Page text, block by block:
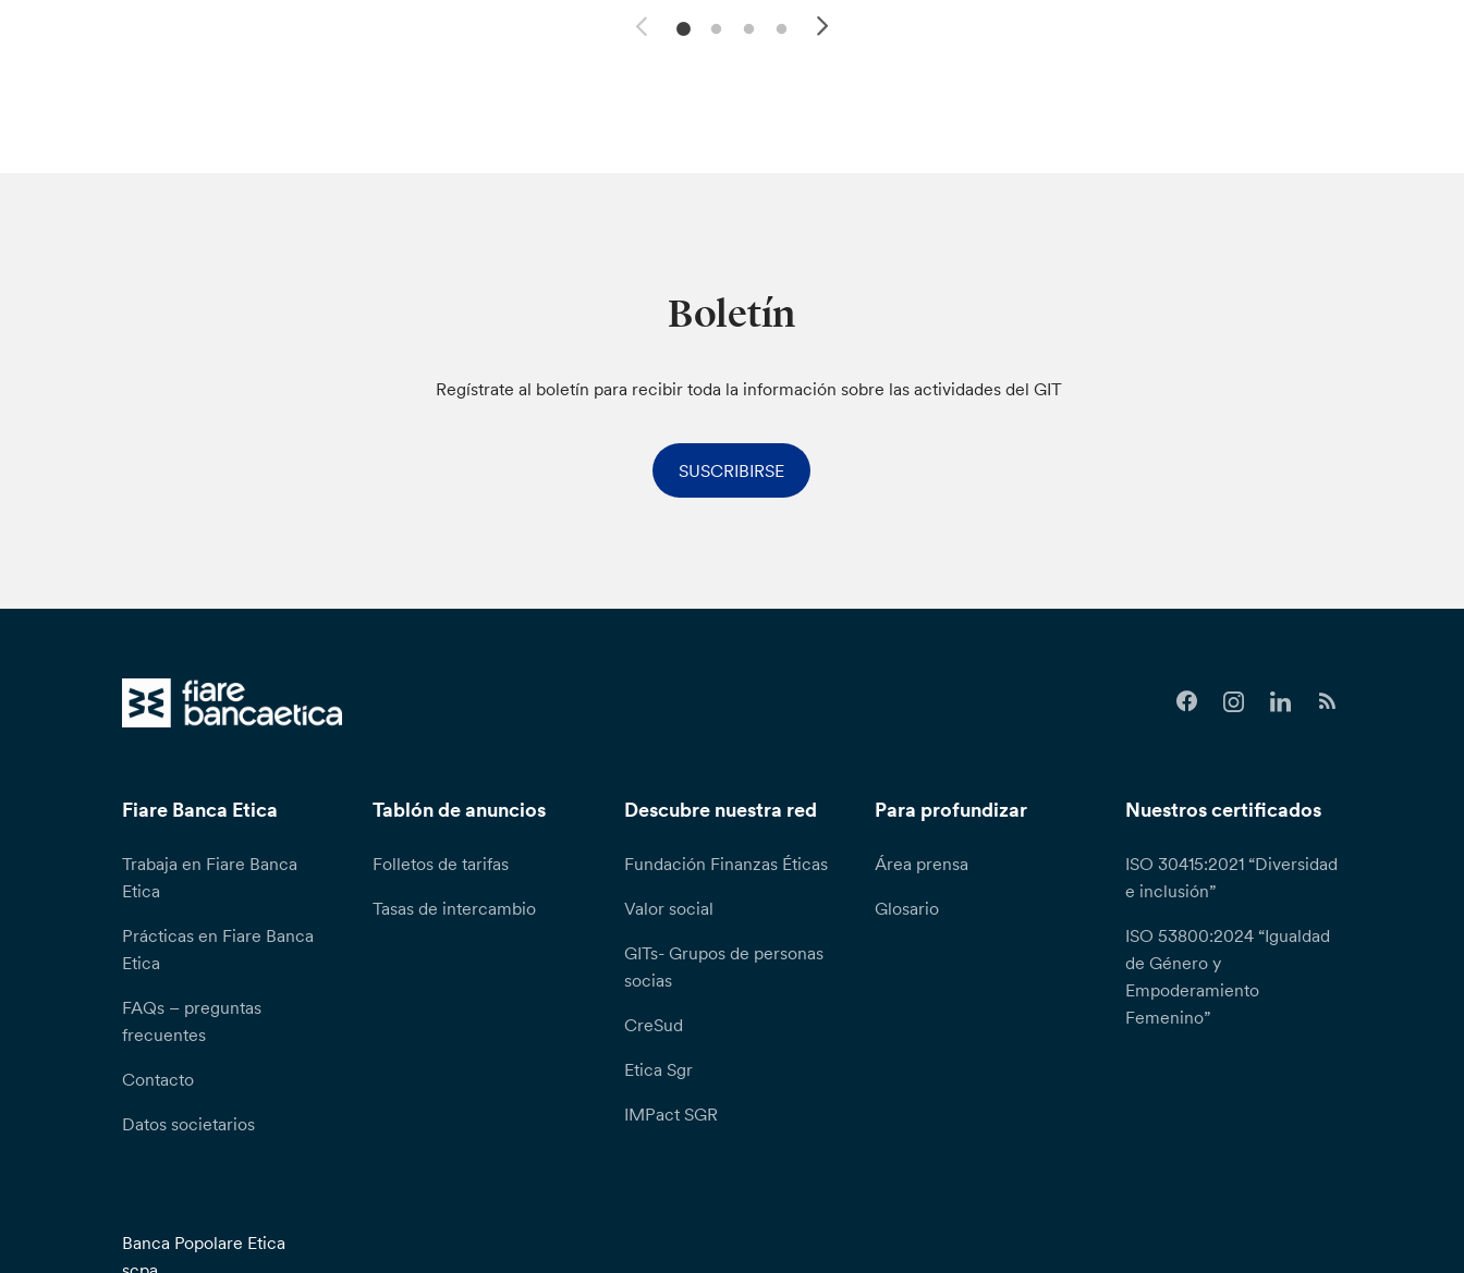
Boletín
Regístrate al boletín para recibir toda la información sobre las actividades del GIT
SUSCRIBIRSE
Fiare Banca Etica
Trabaja en Fiare Banca
Etica
Prácticas en Fiare Banca
Etica
FAQs – preguntas
frecuentes
Contacto
Datos societarios
Tablón de anuncios
Folletos de tarifas
Tasas de intercambio
Descubre nuestra red
Fundación Finanzas Éticas
Valor social
GITs- Grupos de personas
socias
CreSud
Etica Sgr
IMPact SGR
Para profundizar
Área prensa
Glosario
Nuestros certificados
ISO 30415:2021 “Diversidad
e inclusión”
ISO 53800:2024 “Igualdad
de Género y
Empoderamiento
Femenino”
Banca Popolare Etica